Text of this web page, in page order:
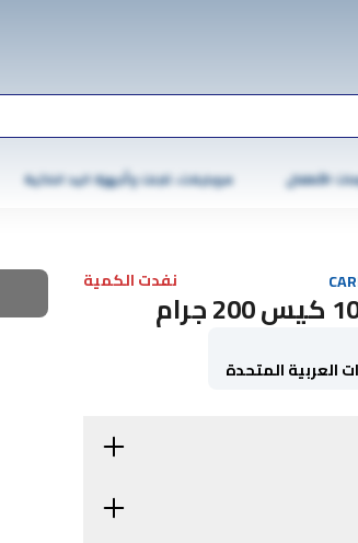
الأطفال موبايلات، تابلت وأجهزة اليد الذكية
نفدت الكمية
العربية المتحدة